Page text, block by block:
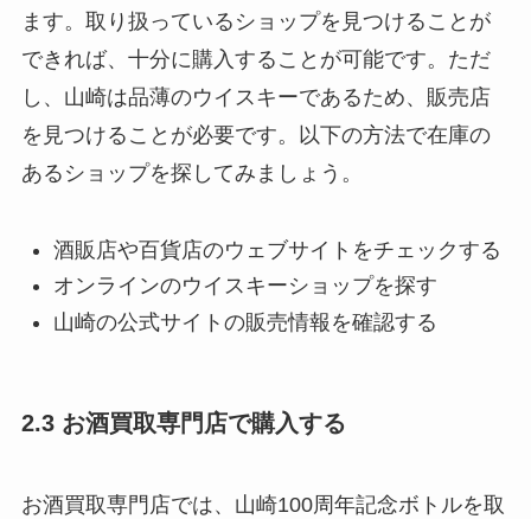
ます。取り扱っているショップを見つけることが
できれば、十分に購入することが可能です。ただ
し、山崎は品薄のウイスキーであるため、販売店
を見つけることが必要です。以下の方法で在庫の
あるショップを探してみましょう。
酒販店や百貨店のウェブサイトをチェックする
オンラインのウイスキーショップを探す
山崎の公式サイトの販売情報を確認する
2.3 お酒買取専門店で購入する
お酒買取専門店では、山崎100周年記念ボトルを取